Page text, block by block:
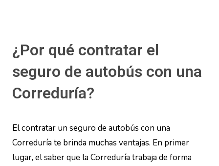
¿Por qué contratar el
seguro de autobús con una
Correduría?
El contratar un seguro de autobús con una
Correduría te brinda muchas ventajas. En primer
lugar, el saber que la Correduría trabaja de forma